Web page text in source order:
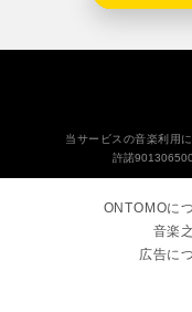
当サービスの音楽利用
許諾
ONTOMOに
音楽
広告に